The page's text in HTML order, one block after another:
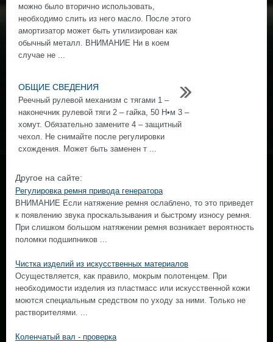
можно было вторично использовать,
необходимо слить из него масло. После этого
амортизатор может быть утилизирован как
обычный металл. ВНИМАНИЕ Ни в коем
случае не ...
ОБЩИЕ СВЕДЕНИЯ
Реечный рулевой механизм с тягами 1 –
наконечник рулевой тяги 2 – гайка, 50 Н•м 3 –
хомут. Обязательно замените 4 – защитный
чехол. Не снимайте после регулировки
схождения. Может быть заменен т ...
Другое на сайте:
Регулировка ремня привода генератора
ВНИМАНИЕ Если натяжение ремня ослаблено, то это приведет
к появлению звука проскальзывания и быстрому износу ремня.
При слишком большом натяжении ремня возникает вероятность
поломки подшипников ...
Чистка изделий из искусственных материалов
Осуществляется, как правило, мокрым полотенцем. При
необходимости изделия из пластмасс или искусственной кожи
моются специальным средством по уходу за ними. Только не
растворителями. ...
Коленчатый вал - проверка